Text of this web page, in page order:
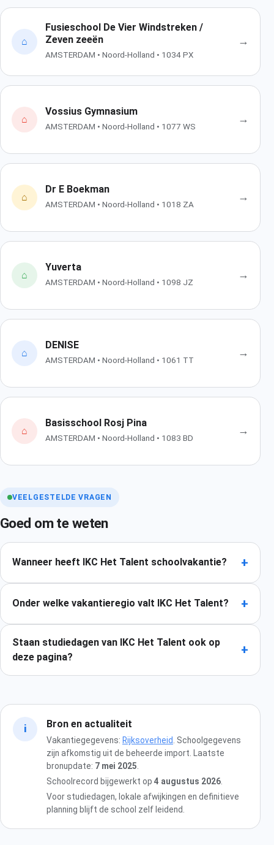
⌂
Fusieschool De Vier Windstreken /
Zeven zeeën
AMSTERDAM • Noord-Holland • 1034 PX
→
⌂
Vossius Gymnasium
AMSTERDAM • Noord-Holland • 1077 WS
→
⌂
Dr E Boekman
AMSTERDAM • Noord-Holland • 1018 ZA
→
⌂
Yuverta
AMSTERDAM • Noord-Holland • 1098 JZ
→
⌂
DENISE
AMSTERDAM • Noord-Holland • 1061 TT
→
⌂
Basisschool Rosj Pina
AMSTERDAM • Noord-Holland • 1083 BD
→
VEELGESTELDE VRAGEN
Goed om te weten
Wanneer heeft IKC Het Talent schoolvakantie? +
Onder welke vakantieregio valt IKC Het Talent? +
Staan studiedagen van IKC Het Talent ook op
deze pagina?
+
i Bron en actualiteit
Vakantiegegevens: Rijksoverheid . Schoolgegevens
zijn afkomstig uit de beheerde import. Laatste
bronupdate: 7 mei 2025
Schoolrecord bijgewerkt op 4 augustus 2026
Voor studiedagen, lokale afwijkingen en definitieve
planning blijft de school zelf leidend.